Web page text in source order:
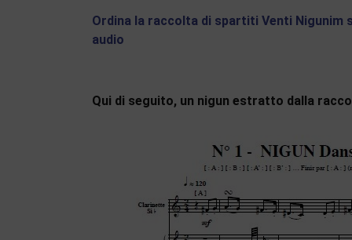
Ordina la raccolta di spartiti Venti Nigunim
audio
Qui di seguito, un nigun estratto dalla